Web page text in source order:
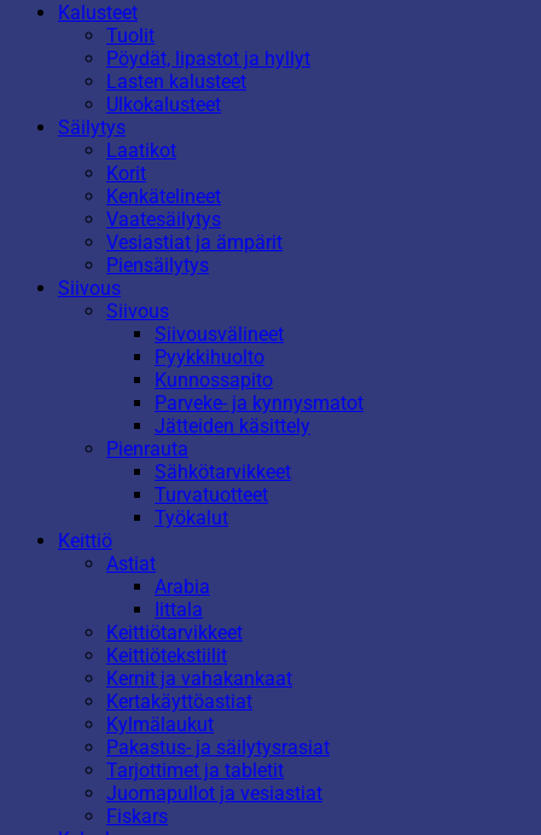
Kalusteet
Tuolit
Pöydät, lipastot ja hyllyt
Lasten kalusteet
Ulkokalusteet
Säilytys
Laatikot
Korit
Kenkätelineet
Vaatesäilytys
Vesiastiat ja ämpärit
Piensäilytys
Siivous
Siivous
Siivousvälineet
Pyykkihuolto
Kunnossapito
Parveke- ja kynnysmatot
Jätteiden käsittely
Pienrauta
Sähkötarvikkeet
Turvatuotteet
Työkalut
Keittiö
Astiat
Arabia
Iittala
Keittiötarvikkeet
Keittiötekstiilit
Kernit ja vahakankaat
Kertakäyttöastiat
Kylmälaukut
Pakastus- ja säilytysrasiat
Tarjottimet ja tabletit
Juomapullot ja vesiastiat
Fiskars